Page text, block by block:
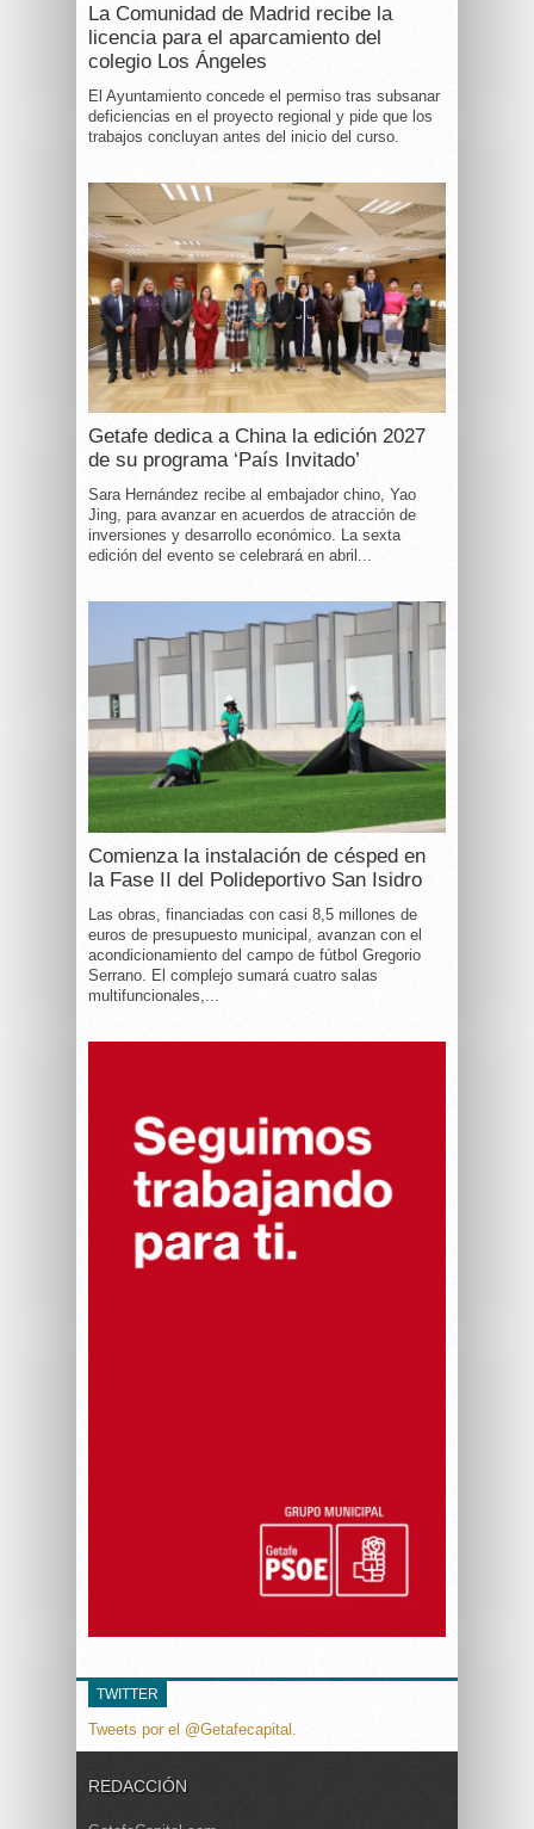
La Comunidad de Madrid recibe la
licencia para el aparcamiento del
colegio Los Ángeles
El Ayuntamiento concede el permiso tras subsanar
deficiencias en el proyecto regional y pide que los
trabajos concluyan antes del inicio del curso.
Getafe dedica a China la edición 2027
de su programa ‘País Invitado’
Sara Hernández recibe al embajador chino, Yao
Jing, para avanzar en acuerdos de atracción de
inversiones y desarrollo económico. La sexta
edición del evento se celebrará en abril...
Comienza la instalación de césped en
la Fase II del Polideportivo San Isidro
Las obras, financiadas con casi 8,5 millones de
euros de presupuesto municipal, avanzan con el
acondicionamiento del campo de fútbol Gregorio
Serrano. El complejo sumará cuatro salas
multifuncionales,...
TWITTER
Tweets por el @Getafecapital.
REDACCIÓN